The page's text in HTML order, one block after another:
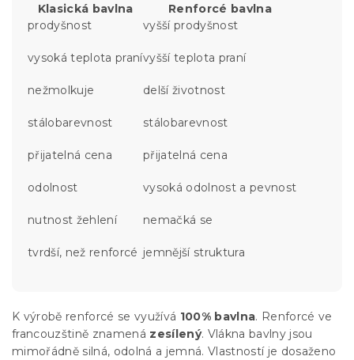
Klasická bavlna
Renforcé bavlna
prodyšnost
vyšší prodyšnost
vysoká teplota pranívyšší teplota praní
nežmolkuje delší životnost
stálobarevnost stálobarevnost
přijatelná cena přijatelná cena
odolnost vysoká odolnost a pevnost
nutnost žehlení nemačká se
tvrdší, než renforcé jemnější struktura
K výrobě renforcé se využívá 100% bavlna. Renforcé ve
francouzštině znamená zesílený. Vlákna bavlny jsou
mimořádně silná, odolná a jemná. Vlastností je dosaženo